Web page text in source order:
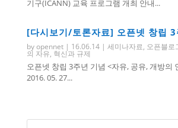
기구(ICANN) 교육 프로그램 개최 안내...
[다시보기/토론자료] 오픈넷 창립 3
byopennet| 16.06.14| 세미나자료, 오픈블로
의 자유, 혁신과 규제
오픈넷 창립 3주년 기념 <자유, 공유, 개방의
2016. 05. 27...